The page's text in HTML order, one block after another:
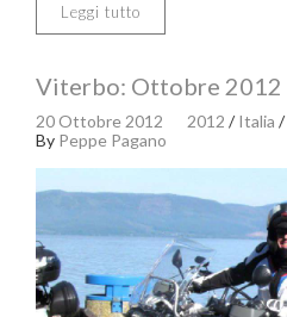
Leggi tutto
Viterbo: Ottobre 2012
20 Ottobre 2012 2012 /Italia /
By Peppe Pagano